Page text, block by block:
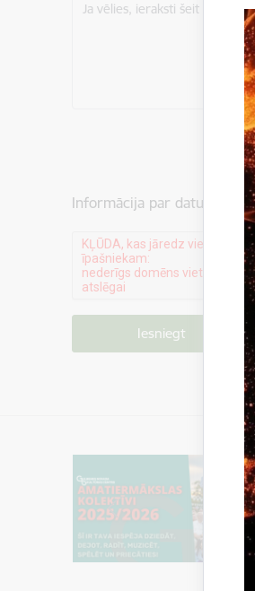
Ja vēlies, ieraksti šeit
Informācija par datu